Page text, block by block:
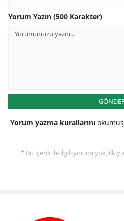
Yorum Yazın (500 Karakter)
Yorum yazma kurallarını okumuş
* Bu içerik ile ilgili yorum yok, ilk